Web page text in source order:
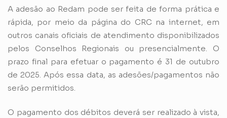
A adesão ao Redam pode ser feita de forma prática e
rápida, por meio da página do CRC na internet, em
outros canais oficiais de atendimento disponibilizados
pelos Conselhos Regionais ou presencialmente. O
prazo final para efetuar o pagamento é 31 de outubro
de 2025. Após essa data, as adesões/pagamentos não
serão permitidos.
O pagamento dos débitos deverá ser realizado à vista,